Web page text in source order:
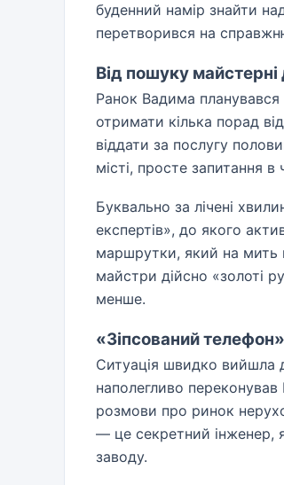
буденний намір знайти
перетворився на
Від пошуку
Ранок Вадима
отримати кілька порад
віддати за послугу
місті, просте запитання
Буквально за лічені
експертів», до якого
маршрутки, який на мить
майстри дійсно «золоті
менше.
«Зіпсований
Ситуація швидко вийшла
наполегливо переконував
розмови про ринок
— це секретний інженер,
заводу.